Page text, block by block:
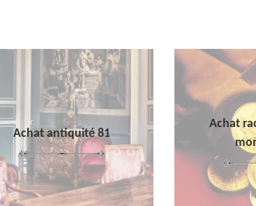
Achat antiquité 81
Achat